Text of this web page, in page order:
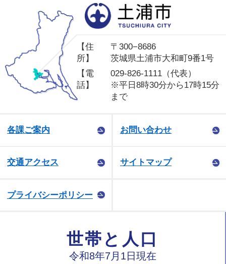
【住
所】
〒300−8686
茨城県土浦市大和町9番1号
【電
話】
029-826-1111（代表）
※平日8時30分から17時15分
まで
各課ご案内 お問い合わせ
交通アクセス サイトマップ
プライバシーポリシー